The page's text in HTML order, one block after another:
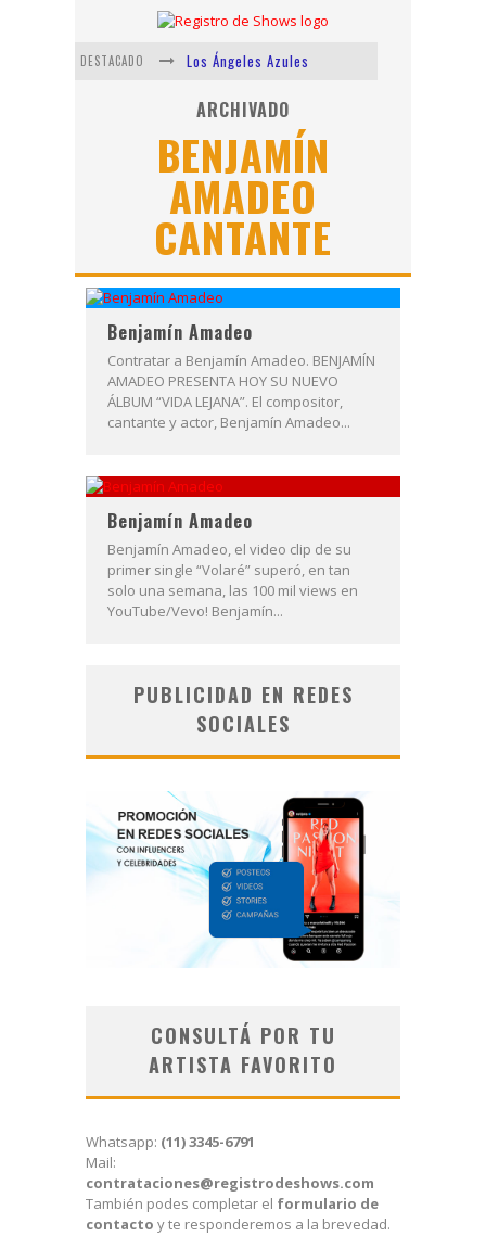
DESTACADO
Los Ángeles Azules
Shows via streaming
Lit Killah
Nicki Nicole
Duki
Vi Em
ARCHIVADO
BENJAMÍN
AMADEO
CANTANTE
Benjamín Amadeo
Contratar a Benjamín Amadeo. BENJAMÍN
AMADEO PRESENTA HOY SU NUEVO
ÁLBUM “VIDA LEJANA”. El compositor,
cantante y actor, Benjamín Amadeo...
Benjamín Amadeo
Benjamín Amadeo, el video clip de su
primer single “Volaré” superó, en tan
solo una semana, las 100 mil views en
YouTube/Vevo! Benjamín...
PUBLICIDAD EN REDES
SOCIALES
CONSULTÁ POR TU
ARTISTA FAVORITO
Whatsapp: (11) 3345-6791
Mail:
contrataciones@registrodeshows.com
También podes completar el formulario de
contacto y te responderemos a la brevedad.